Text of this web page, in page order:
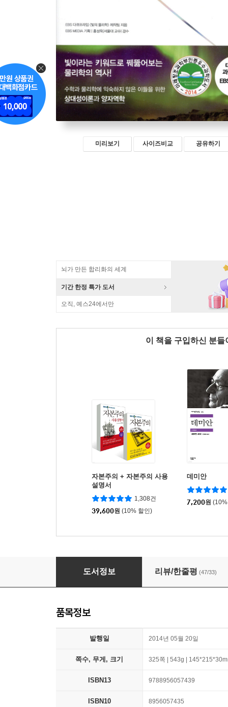
미리보기 사이즈비교 공유하기
뇌가 만든 합리화의 세계
기간 한정 특가 도서
오직, 예스24에서만
이 책을 구입하신 분
자본주의 + 자본주의 사용
설명서
1,308건
39,600원 (10% 할인)
데미안
7,200원
빛의 물리학
도서정보 리뷰/한줄평 (47/33)
품목정보
발행일 2014년 05월 20일
쪽수, 무게, 크기 325쪽 | 543g |
ISBN13 9788956057439
ISBN10 8956057435